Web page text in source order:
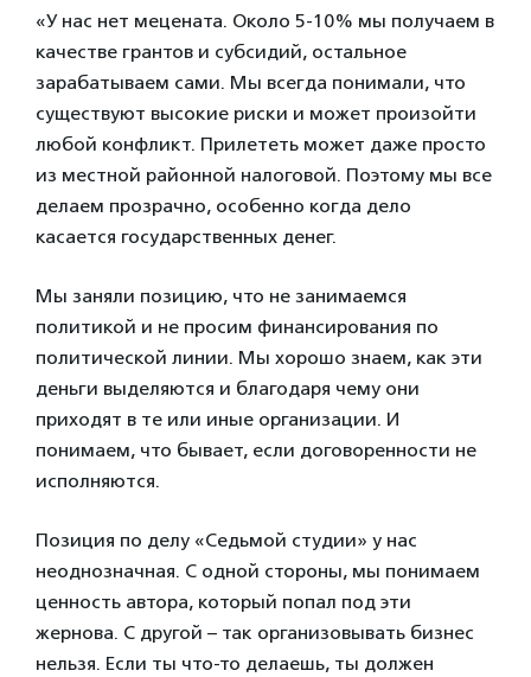
«У нас нет мецената. Около 5-10% мы получаем в
качестве грантов и субсидий, остальное
зарабатываем сами. Мы всегда понимали, что
существуют высокие риски и может произойти
любой конфликт. Прилететь может даже просто
из местной районной налоговой. Поэтому мы все
делаем прозрачно, особенно когда дело
касается государственных денег.
Мы заняли позицию, что не занимаемся
политикой и не просим финансирования по
политической линии. Мы хорошо знаем, как эти
деньги выделяются и благодаря чему они
приходят в те или иные организации. И
понимаем, что бывает, если договоренности не
исполняются.
Позиция по делу «Седьмой студии» у нас
неоднозначная. С одной стороны, мы понимаем
ценность автора, который попал под эти
жернова. С другой – так организовывать бизнес
нельзя. Если ты что-то делаешь, ты должен